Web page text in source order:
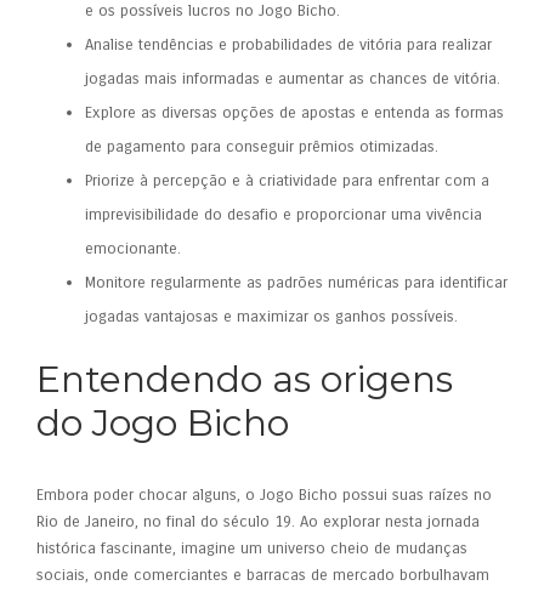
e os possíveis lucros no Jogo Bicho.
Analise tendências e probabilidades de vitória para realizar
jogadas mais informadas e aumentar as chances de vitória.
Explore as diversas opções de apostas e entenda as formas
de pagamento para conseguir prêmios otimizadas.
Priorize à percepção e à criatividade para enfrentar com a
imprevisibilidade do desafio e proporcionar uma vivência
emocionante.
Monitore regularmente as padrões numéricas para identificar
jogadas vantajosas e maximizar os ganhos possíveis.
Entendendo as origens
do Jogo Bicho
Embora poder chocar alguns, o Jogo Bicho possui suas raízes no
Rio de Janeiro, no final do século 19. Ao explorar nesta jornada
histórica fascinante, imagine um universo cheio de mudanças
sociais, onde comerciantes e barracas de mercado borbulhavam